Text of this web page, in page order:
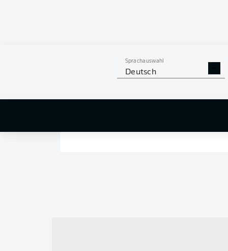
Sprachauswahl
Deutsch